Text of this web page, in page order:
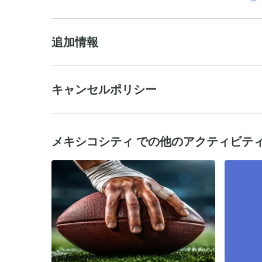
追加情報
キャンセルポリシー
メキシコシティ での他のアクティビテ